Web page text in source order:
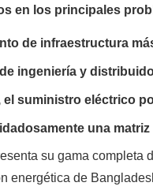
en los principales
de infraestructura
ingeniería y
el suministro eléctrico
una